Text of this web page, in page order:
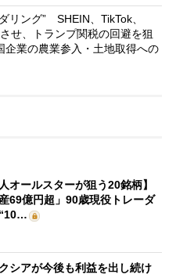
リング” SHEIN、TikTok、
せ、トランプ関税の回避を狙
業の農業参入・土地取得への
人オールスターが狙う20銘柄】
産69億円超」90歳現役トレーダ
クシアが今後も利益を出し続け